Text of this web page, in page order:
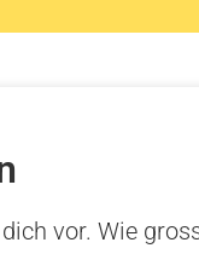
vor. Wie